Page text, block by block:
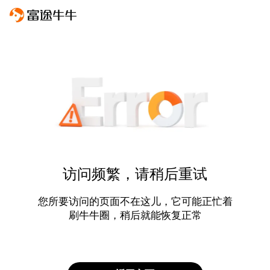
访问频繁，请稍后重试
您所要访问的页面不在这儿，它可能正忙着
刷牛牛圈，稍后就能恢复正常